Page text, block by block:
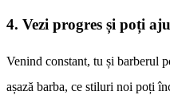
4. Vezi progres și poți
Venind constant, tu și barberul
așază barba, ce stiluri noi poți